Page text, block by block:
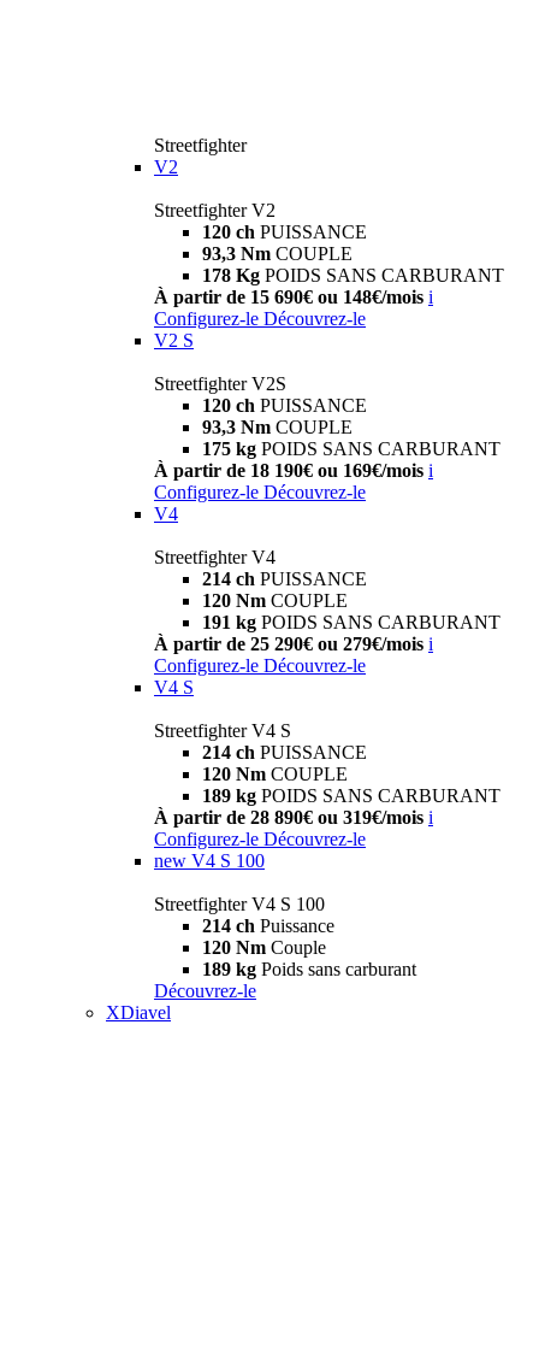
Streetfighter
V2
Streetfighter V2
120 ch PUISSANCE
93,3 Nm COUPLE
178 Kg POIDS SANS CARBURANT
À partir de 15 690€ ou 148€/mois i
Configurez-le Découvrez-le
V2 S
Streetfighter V2S
120 ch PUISSANCE
93,3 Nm COUPLE
175 kg POIDS SANS CARBURANT
À partir de 18 190€ ou 169€/mois i
Configurez-le Découvrez-le
V4
Streetfighter V4
214 ch PUISSANCE
120 Nm COUPLE
191 kg POIDS SANS CARBURANT
À partir de 25 290€ ou 279€/mois i
Configurez-le Découvrez-le
V4 S
Streetfighter V4 S
214 ch PUISSANCE
120 Nm COUPLE
189 kg POIDS SANS CARBURANT
À partir de 28 890€ ou 319€/mois i
Configurez-le Découvrez-le
new V4 S 100
Streetfighter V4 S 100
214 ch Puissance
120 Nm Couple
189 kg Poids sans carburant
Découvrez-le
XDiavel